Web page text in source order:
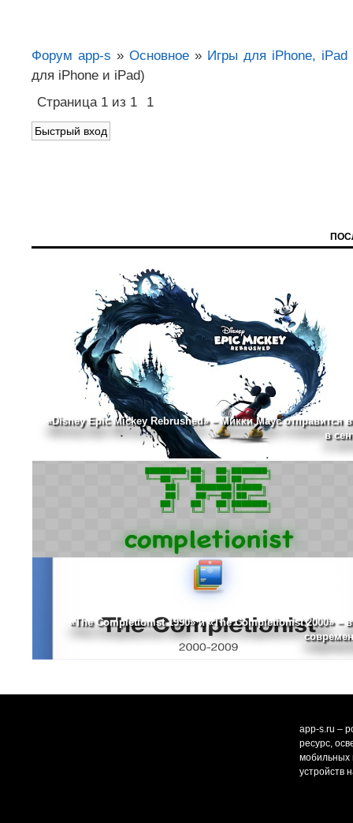
Форум app-s » Основное » Игры для iPhone, iPad
для iPhone и iPad)
Страница 1 из 1 1
«Disney Epic Mickey Rebrushed» – Микки Маус отправится
в
«The Completionist 1990» и «The Completionist 2000» –
app-s.ru –
ресурс,
мобильных
устройств